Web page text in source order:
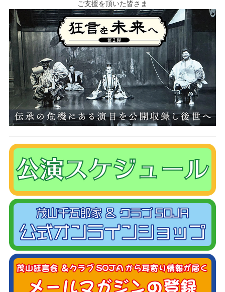
ご支援を頂いた皆さま